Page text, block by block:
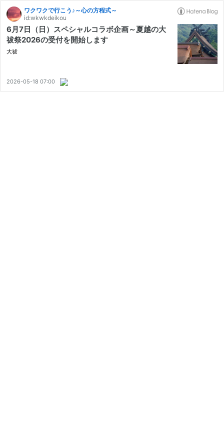
ワクワクで行こう♪～心の方程式～
id:wkwkdeikou
6月7日（日）スペシャルコラボ企画～夏越の大
祓祭2026の受付を開始します
大祓
2026-05-18 07:00